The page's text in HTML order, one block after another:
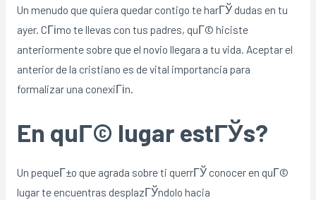
Un menudo que quiera quedar contigo te harГЎ dudas en tu
ayer. CГіmo te llevas con tus padres, quГ© hiciste
anteriormente sobre que el novio llegara a tu vida. Aceptar el
anterior de la cristiano es de vital importancia para
formalizar una conexiГіn.
En quГ© lugar estГЎs?
Un pequeГ±o que agrada sobre ti querrГЎ conocer en quГ©
lugar te encuentras desplazГЎndolo hacia